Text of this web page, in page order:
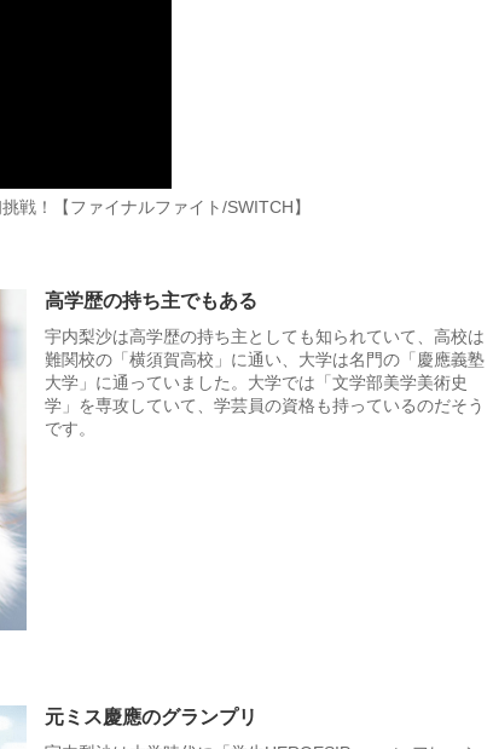
戦！【ファイナルファイト/SWITCH】
高学歴の持ち主でもある
宇内梨沙は高学歴の持ち主としても知られていて、高校は
難関校の「横須賀高校」に通い、大学は名門の「慶應義塾
大学」に通っていました。大学では「文学部美学美術史
学」を専攻していて、学芸員の資格も持っているのだそう
です。
元ミス慶應のグランプリ